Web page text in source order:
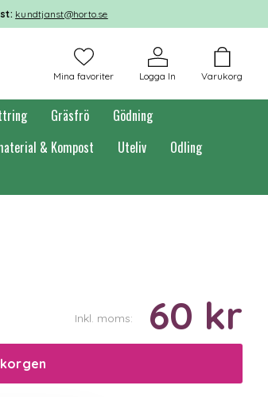
kundtjanst@horto.se
Varukorg
Logga In
Mina favoriter
Gräsfrö
Gödning
& Kompost Uteliv
Odling
Inkl. moms: 60 kr